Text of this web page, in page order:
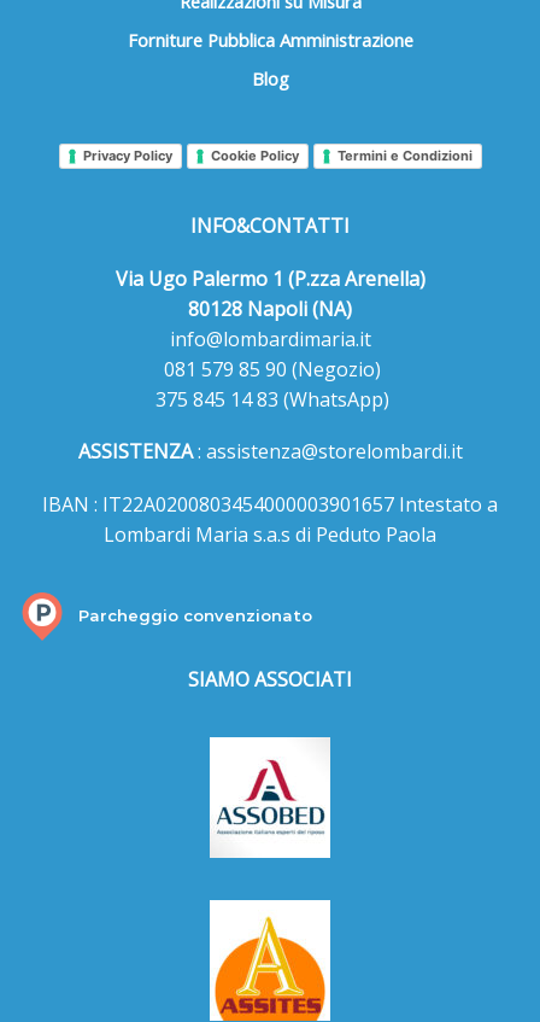
Forniture Pubblica Amministrazione
Blog
Privacy Policy Cookie Policy Termini e Condizioni
INFO&CONTATTI
Via Ugo Palermo 1 (P.zza Arenella)
80128 Napoli (NA)
info@lombardimaria.it
081 579 85 90 (Negozio)
375 845 14 83 (WhatsApp)
ASSISTENZA: assistenza@storelombardi.it
IBAN : IT22A0200803454000003901657 Intestato a
Lombardi Maria s.a.s di Peduto Paola
Parcheggio convenzionato
SIAMO ASSOCIATI